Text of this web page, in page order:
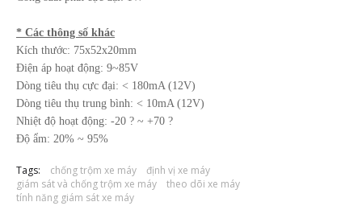
* Các thông số khác
Kích thước: 75x52x20mm
Điện áp hoạt động: 9~85V
Dòng tiêu thụ cực đại: < 180mA (12V)
Dòng tiêu thụ trung bình: < 10mA (12V)
Nhiệt độ hoạt động: -20 ? ~ +70 ?
Độ ẩm: 20% ~ 95%
Tags: chống trộm xe máy
định vị xe máy
giám sát và chống trộm xe máy
theo dõi xe máy
tính năng giám sát xe máy